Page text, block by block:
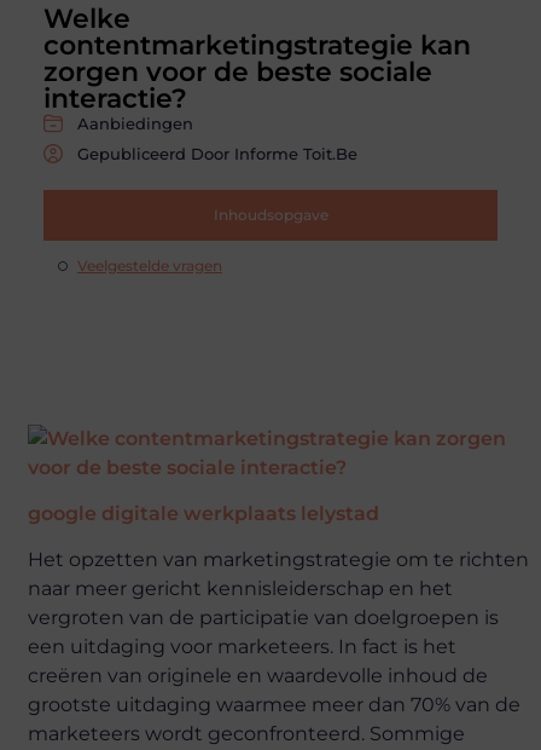
Welke
contentmarketingstrategie kan
zorgen voor de beste sociale
interactie?
Aanbiedingen
Gepubliceerd Door Informe Toit.be
Inhoudsopgave
Veelgestelde vragen
google digitale werkplaats lelystad
Het opzetten van marketingstrategie om te richten
naar meer gericht kennisleiderschap en het
vergroten van de participatie van doelgroepen is
een uitdaging voor marketeers. In fact is het
creëren van originele en waardevolle inhoud de
grootste uitdaging waarmee meer dan 70% van de
marketeers wordt geconfronteerd. Sommige